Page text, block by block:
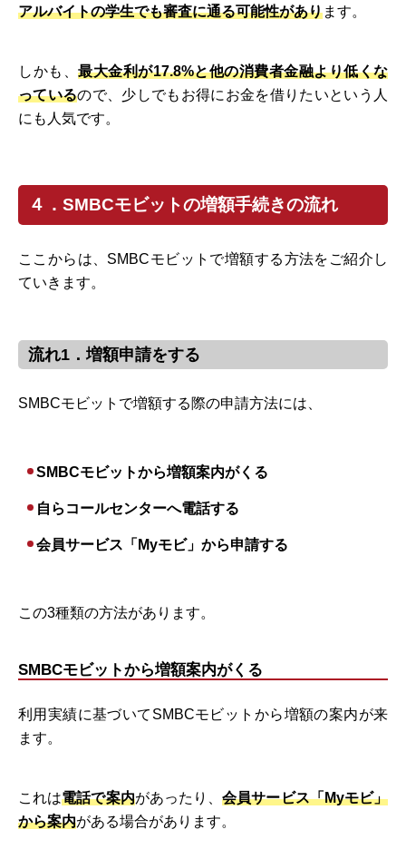
アルバイトの学生でも審査に通る可能性があります。
しかも、 最大金利が17.8%と他の消費者金融より低くな
っているので、少しでもお得にお金を借りたいという人
にも人気です。
４．SMBCモビットの増額手続きの流れ
ここからは、SMBCモビットで増額する方法をご紹介し
ていきます。
流れ1．増額申請をする
SMBCモビットで増額する際の申請方法には、
SMBCモビットから増額案内がくる
自らコールセンターへ電話する
会員サービス「Myモビ」から申請する
この3種類の方法があります。
SMBCモビットから増額案内がくる
利用実績に基づいてSMBCモビットから増額の案内が来
ます。
これは電話で案内があったり、会員サービス「Myモビ」
から案内がある場合があります。